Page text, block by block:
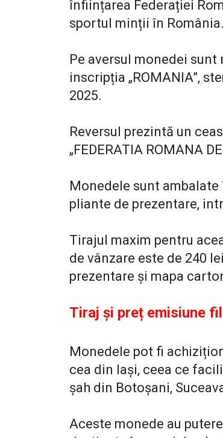
înființarea Federației
sportul minții în România.
Pe aversul monedei
inscripția „ROMANIA”,
2025.
Reversul prezintă un
„FEDERATIA ROMANA
Monedele sunt
pliante de prezentare,
Tirajul maxim pentru
de vânzare este de 240
prezentare și mapa
Tiraj și preț emisiune
Monedele pot fi
cea din Iași, ceea ce
șah din Botoșani,
Aceste monede au